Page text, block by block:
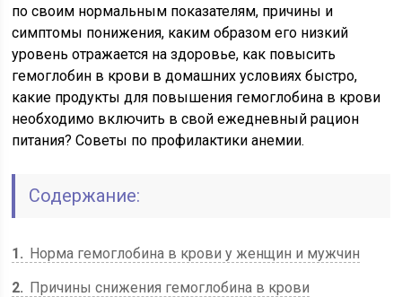
по своим нормальным показателям, причины и
симптомы понижения, каким образом его низкий
уровень отражается на здоровье, как повысить
гемоглобин в крови в домашних условиях быстро,
какие продукты для повышения гемоглобина в крови
необходимо включить в свой ежедневный рацион
питания? Советы по профилактики анемии.
Содержание:
1
Норма гемоглобина в крови у женщин и мужчин
2
Причины снижения гемоглобина в крови